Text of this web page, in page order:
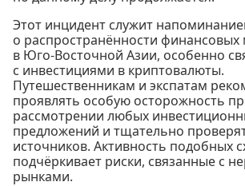
Этот инцидент служит
о распространённости
в Юго-Восточной Азии, особенно
с инвестициями в криптовалюты.
Путешественникам и экспатам
проявлять особую осторожность
рассмотрении любых
предложений и тщательно
источников. Активность подобных
подчёркивает риски, связанные с
рынками.